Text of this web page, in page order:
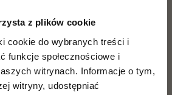
z plików cookie
cookie do wybranych treści i
funkcje społecznościowe i
witrynach. Informacje o tym,
witryny, udostępniać
878
udzieli Ci wszystkich niezbędnych
na każdym etapie wyboru